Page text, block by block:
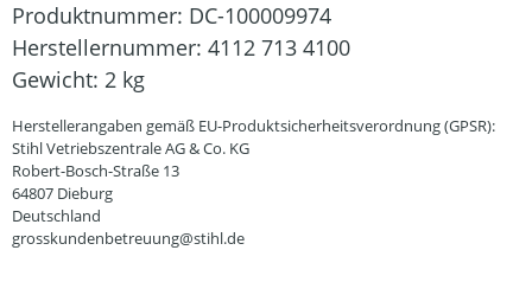
Produktnummer: DC-100009974
Herstellernummer: 4112 713 4100
Gewicht: 2 kg
Herstellerangaben gemäß EU-Produktsicherheitsverordnung (GPSR):
Stihl Vetriebszentrale AG & Co. KG
Robert-Bosch-Straße 13
64807 Dieburg
Deutschland
grosskundenbetreuung@stihl.de